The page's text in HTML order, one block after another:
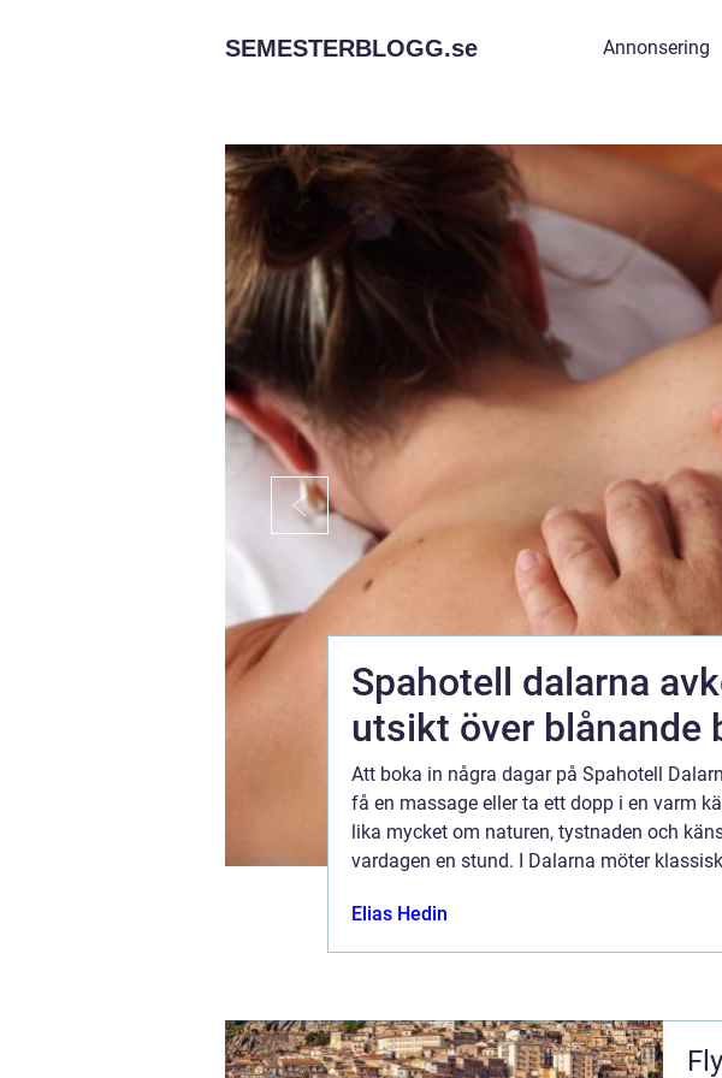
SEMESTERBLOGG.se Annonsering
Spahotell dalarna avkoppling med
utsikt över blånande
Att boka in några dagar på Spahotell
få en massage eller ta ett dopp i en varm
lika mycket om naturen, tystnaden och
vardagen en stund. I Dalarna möter
Elias Hedin